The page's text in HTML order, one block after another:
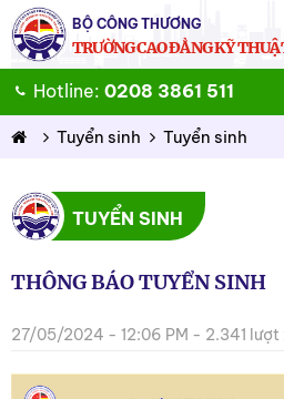
BỘ CÔNG THƯƠNG
TRƯỜNG CAO ĐẲNG KỸ
Hotline: 0208 3861 511
Tuyển sinh Tuyển sinh
TUYỂN SINH
THÔNG BÁO TUYỂN SINH
27/05/2024 - 12:06 PM - 2.341 lượt